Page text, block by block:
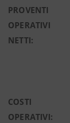
PROVENTI
OPERATIVI
NETTI:
COSTI
OPERATIVI: